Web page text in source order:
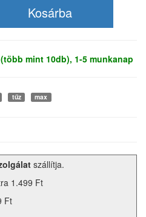
mint 10db), 1-5 munkanap
tűz max
szállítja.
1.499 Ft
Ft